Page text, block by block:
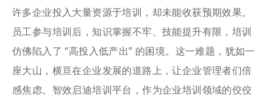
许多企业投入大量资源于培训，却未能收获预期效果。
员工参与培训后，知识掌握不牢、技能提升有限，培训
仿佛陷入了 “高投入低产出” 的困境。这一难题，犹如一
座大山，横亘在企业发展的道路上，让企业管理者们倍
感焦虑。智效启迪培训平台，作为企业培训领域的佼佼